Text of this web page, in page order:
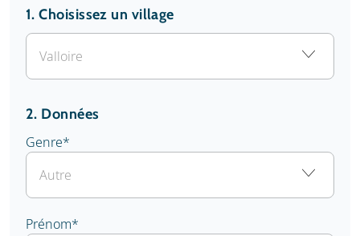
1.Choisissez un village
2. Données
Genre*
Prénom*